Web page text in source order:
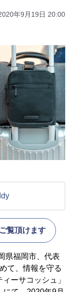
年9月19日 20:00
覧頂けます
県福岡市、代表
て、情報を守る
ーサコッシュ」